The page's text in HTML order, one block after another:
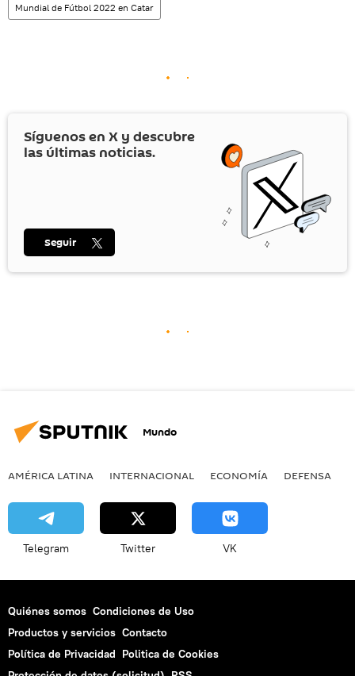
Mundial de Fútbol 2022 en Catar
Síguenos en X y descubre
las últimas noticias.
Seguir
Mundo
AMÉRICA LATINA INTERNACIONAL ECONOMÍA DEFENSA
Telegram Twitter VK
Quiénes somos Condiciones de Uso
Productos y servicios Contacto
Política de Privacidad Politica de Cookies